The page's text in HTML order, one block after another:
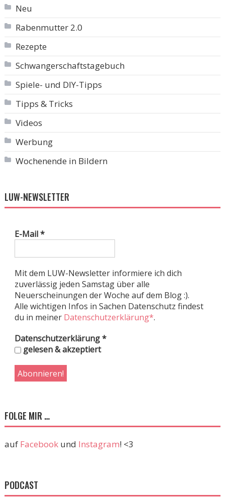
Neu
Rabenmutter 2.0
Rezepte
Schwangerschaftstagebuch
Spiele- und DIY-Tipps
Tipps & Tricks
Videos
Werbung
Wochenende in Bildern
LUW-NEWSLETTER
E-Mail*
Mit dem LUW-Newsletter informiere ich dich
zuverlässig jeden Samstag über alle
Neuerscheinungen der Woche auf dem Blog :).
Alle wichtigen Infos in Sachen Datenschutz findest
du in meiner Datenschutzerklärung*.
Datenschutzerklärung*
gelesen & akzeptiert
FOLGE MIR …
auf Facebookund Instagram! <3
PODCAST